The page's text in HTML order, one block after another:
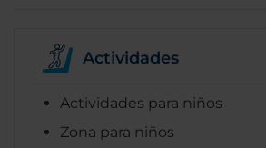
Actividades
Actividades para niños
Zona para niños